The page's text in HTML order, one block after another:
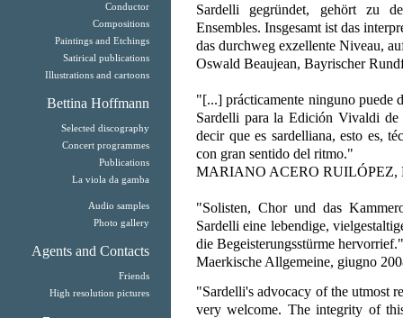
Conductor
Compositions
Paintings and Etchings
Satirical publications
Illustrations and cartoons
Bettina Hoffmann
Selected discography
Concert programmes
Publications
La viola da gamba
Audio samples
Photo gallery
Agents and Contacts
Friends
High resolution pictures
Sardelli gegründet, gehört zu
Ensembles. Insgesamt ist das
das durchweg exzellente Niveau,
Oswald Beaujean, Bayrischer
"[...] prácticamente ninguno puede
Sardelli para la Edición Vivaldi
decir que es sardelliana, esto es,
con gran sentido del ritmo."
MARIANO ACERO RUILÓPEZ,
"Solisten, Chor und das
Sardelli eine lebendige,
die Begeisterungsstürme hervorrief."
Maerkische Allgemeine, giugno
"Sardelli's advocacy of the utmost
very welcome. The integrity of